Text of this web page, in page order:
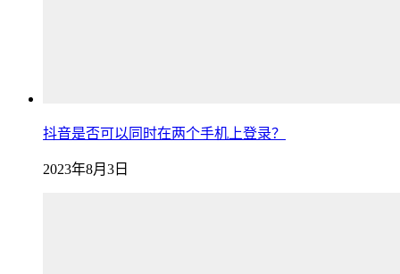
抖音是否可以同时在两个手机上登录？
2023年8月3日